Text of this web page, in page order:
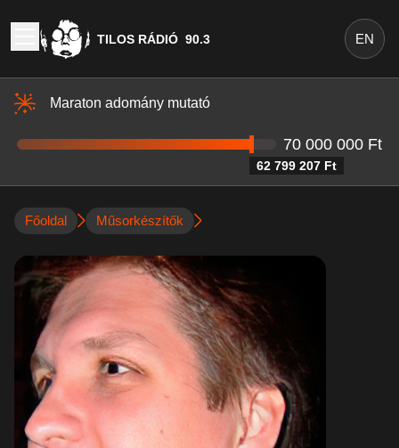
TILOS RÁDIÓ 90.3 EN
Maraton adomány mutató
62 799 207 Ft
70 000 000 Ft
Főoldal Műsorkészítők